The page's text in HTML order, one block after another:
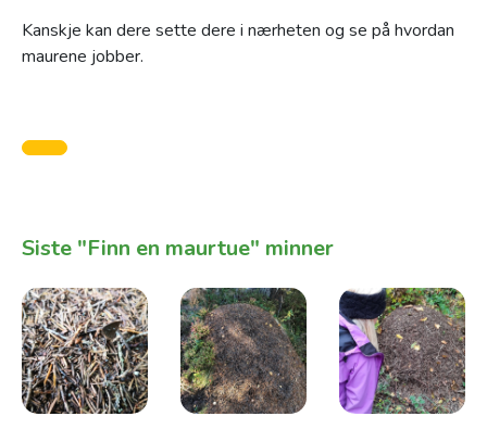
Kanskje kan dere sette dere i nærheten og se på hvordan
maurene jobber.
Siste "Finn en maurtue" minner